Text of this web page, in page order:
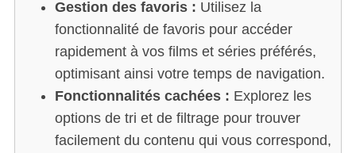
Gestion des favoris : Utilisez la
fonctionnalité de favoris pour accéder
rapidement à vos films et séries préférés,
optimisant ainsi votre temps de navigation.
Fonctionnalités cachées : Explorez les
options de tri et de filtrage pour trouver
facilement du contenu qui vous correspond,